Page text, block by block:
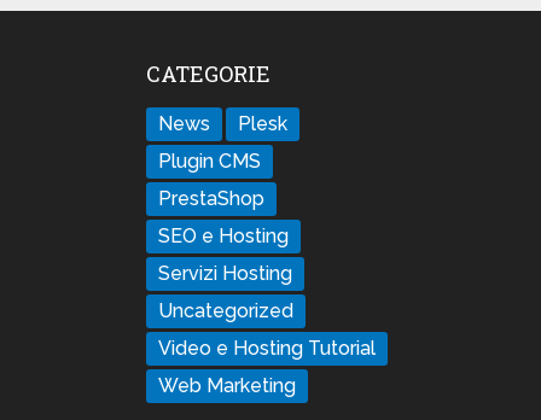
CATEGORIE
News
Plesk
Plugin CMS
PrestaShop
SEO e Hosting
Servizi Hosting
Uncategorized
Video e Hosting Tutorial
Web Marketing